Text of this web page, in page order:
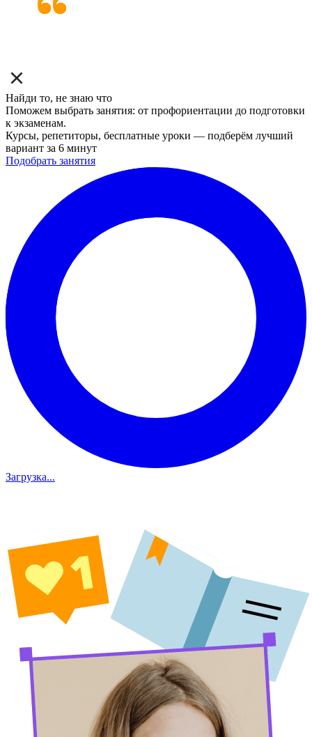
Найди то, не знаю что
Поможем выбрать занятия: от профориентации до подготовки
к экзаменам.
Курсы, репетиторы, бесплатные уроки — подберём лучший
вариант за 6 минут
Подобрать занятия
Загрузка...